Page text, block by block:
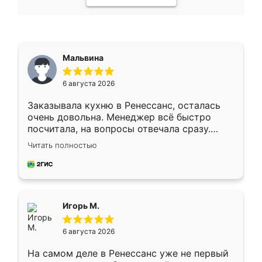
Мальвина
6 августа 2026
Заказывала кухню в Ренессанс, осталась
очень довольна. Менеджер всё быстро
посчитала, на вопросы отвечала сразу.
Замерщик приехал в субботу, подошёл к
делу со всей ответственностью. Собрали
за день, ребята работали аккуратно, даже
Читать полностью
Игорь М.
6 августа 2026
На самом деле в Ренессанс уже не первый